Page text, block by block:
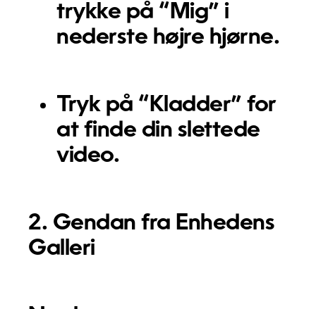
trykke på “Mig” i
nederste højre hjørne.
Tryk på “Kladder” for
at finde din slettede
video.
2. Gendan fra Enhedens
Galleri